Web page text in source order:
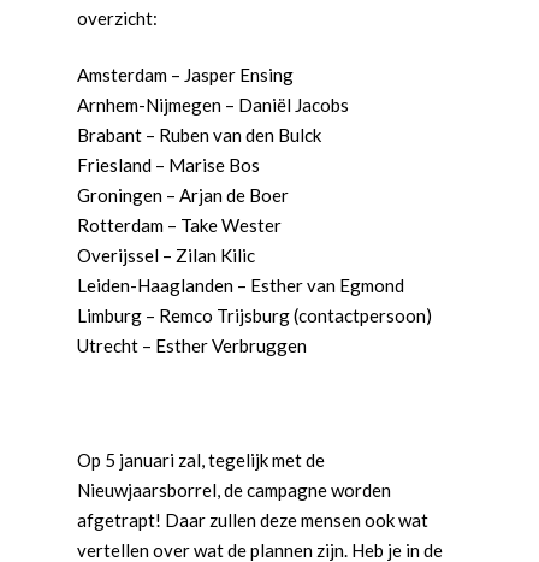
overzicht:
Amsterdam – Jasper Ensing
Arnhem-Nijmegen – Daniël Jacobs
Brabant – Ruben van den Bulck
Friesland – Marise Bos
Groningen – Arjan de Boer
Rotterdam – Take Wester
Overijssel – Zilan Kilic
Leiden-Haaglanden – Esther van Egmond
Limburg – Remco Trijsburg (contactpersoon)
Utrecht – Esther Verbruggen
Op 5 januari zal, tegelijk met de
Nieuwjaarsborrel, de campagne worden
afgetrapt! Daar zullen deze mensen ook wat
vertellen over wat de plannen zijn. Heb je in de
Welkom bij de Jonge
Standpunten
Democratie &
Digitalisering &
Politieke Werkgroepen
Landelijke teams &
Ontwikkeling
Coaches
Landelijk Bestuur
Amsterdam
Arnhem-Nijmegen
Meld je aan!